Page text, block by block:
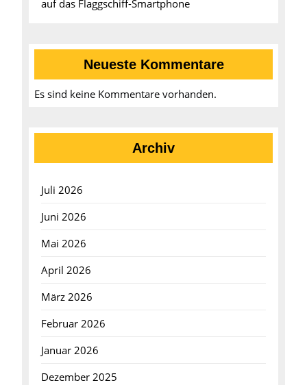
auf das Flaggschiff-Smartphone
Neueste Kommentare
Es sind keine Kommentare vorhanden.
Archiv
Juli 2026
Juni 2026
Mai 2026
April 2026
März 2026
Februar 2026
Januar 2026
Dezember 2025